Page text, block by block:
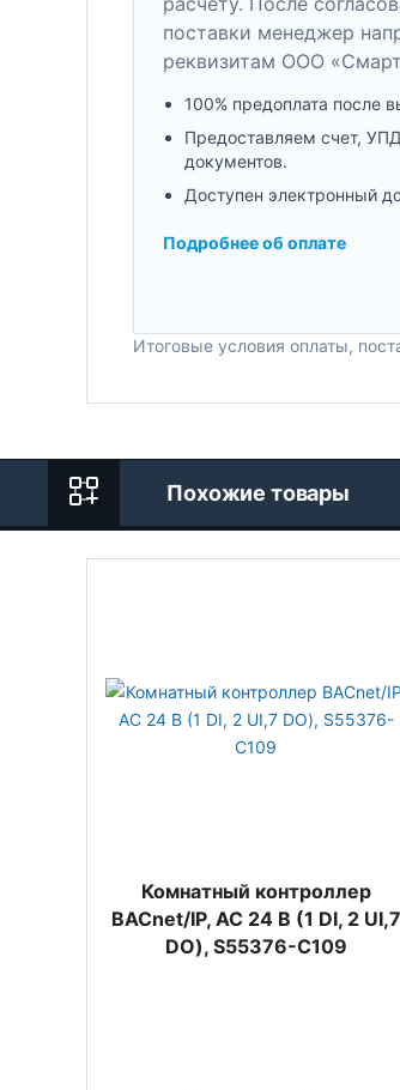
поставки менеджер
реквизитам ООО
100% предоплата после
Предоставляем счет,
документов.
Доступен электронный
Подробнее об оплате
Итоговые условия оплаты,
Похожие товары
Комнатный контроллер
BACnet/IP, AC 24 В (1 DI, 2 UI,7
DO), S55376-C109